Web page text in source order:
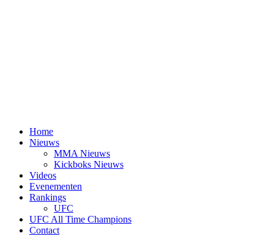
Home
Nieuws
MMA Nieuws
Kickboks Nieuws
Videos
Evenementen
Rankings
UFC
UFC All Time Champions
Contact